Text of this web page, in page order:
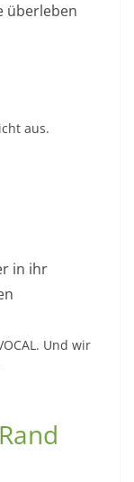
überleben
aus.
in ihr
Und wir